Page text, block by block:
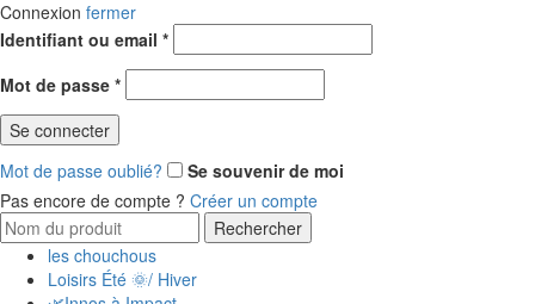
Connexion fermer
Identifiant ou email *Obligatoire
Mot de passe *Obligatoire
Se connecter
Mot de passe oublié?
Se souvenir de moi
Pas encore de compte ? Créer un compte
Search
for:
Rechercher
les chouchous
Loisirs Été 🌞/ Hiver